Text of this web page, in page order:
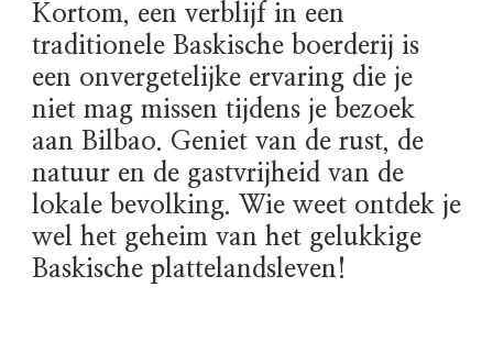
Kortom, een verblijf in een
traditionele Baskische boerderij is
een onvergetelijke ervaring die je
niet mag missen tijdens je bezoek
aan Bilbao. Geniet van de rust, de
natuur en de gastvrijheid van de
lokale bevolking. Wie weet ontdek je
wel het geheim van het gelukkige
Baskische plattelandsleven!